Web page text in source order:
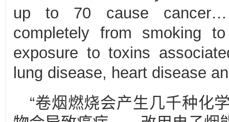
up to 70 cause
completely from smoking
exposure to toxins
lung disease, heart disease
“卷烟燃烧会产生几千种化